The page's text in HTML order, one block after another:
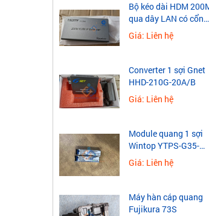
​Bộ kéo dài HDM 200M
qua dây LAN có cổng
USB
Giá: Liên hệ
Converter 1 sợi Gnet
HHD-210G-20A/B
Giá: Liên hệ
Module quang 1 sợi
Wintop YTPS-G35-
40LD 1.25G
Giá: Liên hệ
Máy hàn cáp quang
Fujikura 73S